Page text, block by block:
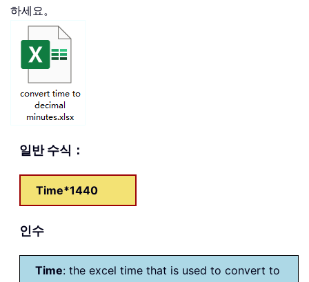
하세요。
일반 수식：
Time*1440
인수
Time: the excel time that is used to convert to